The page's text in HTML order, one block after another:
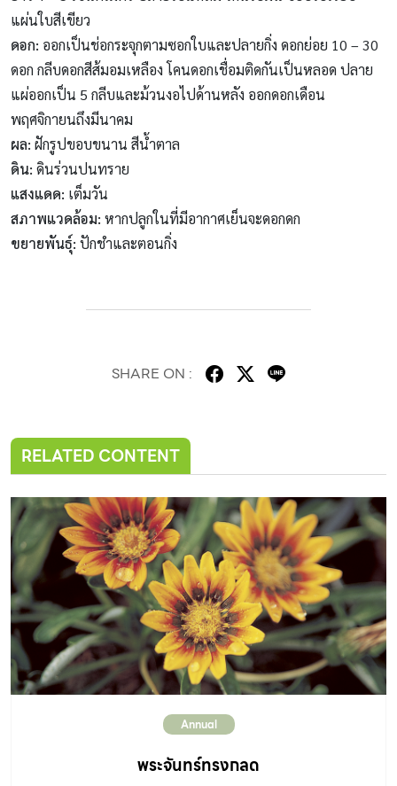
แผ่นใบสีเขียว
ดอก: ออกเป็นช่อกระจุกตามซอกใบและปลายกิ่ง ดอกย่อย 10 – 30
ดอก กลีบดอกสีส้มอมเหลือง โคนดอกเชื่อมติดกันเป็นหลอด ปลาย
แผ่ออกเป็น 5 กลีบและม้วนงอไปด้านหลัง ออกดอกเดือน
พฤศจิกายนถึงมีนาคม
ผล: ฝักรูปขอบขนาน สีน้ำตาล
ดิน: ดินร่วนปนทราย
แสงแดด: เต็มวัน
สภาพแวดล้อม: หากปลูกในที่มีอากาศเย็นจะดอกดก
ขยายพันธุ์: ปักชำและตอนกิ่ง
SHARE ON :
RELATED CONTENT
Annual
พระจันทร์ทรงกลด